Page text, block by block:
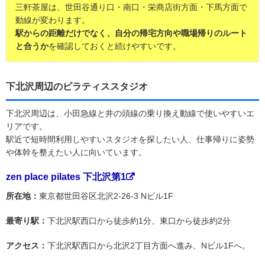
三軒茶屋は、世田谷通り口・南口・栄商店街方面・下馬方面で
動線が変わります。
駅からの距離だけでなく、自分の帰宅方向や職場帰りのルート
と合うかを確認しておくと続けやすいです。
下北沢周辺のピラティススタジオ
下北沢周辺は、小田急線と井の頭線の乗り換え動線で使いやすいエ
リアです。
駅近で短時間利用しやすいスタジオを探したい人、仕事帰りに姿勢
や体幹を整えたい人に向いています。
zen place pilates 下北沢第1
所在地： 東京都世田谷区北沢2-26-3 Nビル1F
最寄り駅： 下北沢駅西口から徒歩約1分、東口から徒歩約2分
アクセス： 下北沢駅西口から北沢2丁目方面へ進み、Nビル1Fへ。